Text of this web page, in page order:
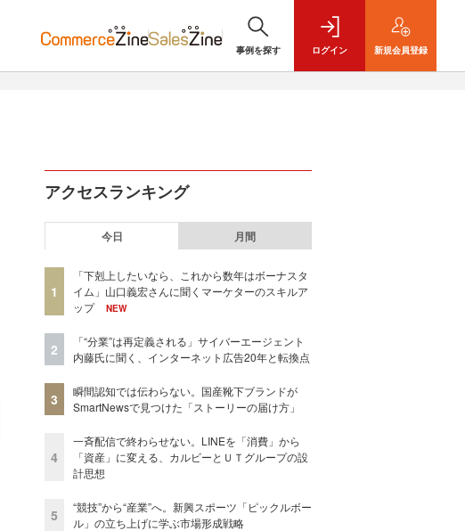
事例を探す ログイン 新規会員登録
アクセスランキング
今日 月間
1
「下剋上したいなら、これから数年はボーナスタ
イム」山口義宏さんに聞くマーケターのスキルア
ップ
NEW
2
「“分業”は再定義される」サイバーエージェント
内藤氏に聞く、インターネット広告20年と転換点
3
瞬間認知では伝わらない。国産靴下ブランドが
SmartNewsで見つけた「ストーリーの届け方」
4
一斉配信で終わらせない。LINEを「消費」から
「資産」に変える、カルビーとＵＴグループの設
計思想
5
“競技”から“産業”へ。新興スポーツ「ピックルボー
ル」の立ち上げに学ぶ市場形成戦略